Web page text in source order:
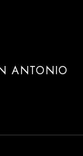
ANTONIO